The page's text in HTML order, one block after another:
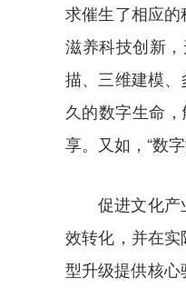
求催生了相应
滋养科技创新
描、三维建模
久的数字生命
享。又如，“数
促进文化
效转化，并在
型升级提供核